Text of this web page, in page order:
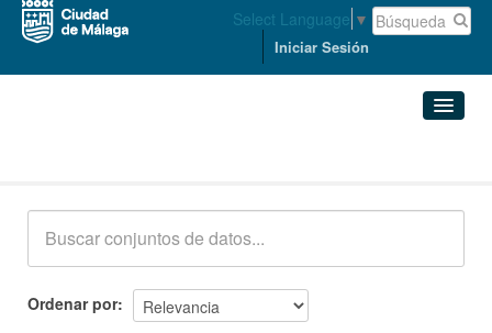
Select Language ▼
Iniciar Sesión
Ordenar por